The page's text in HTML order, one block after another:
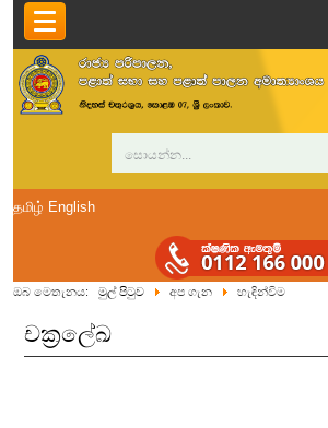
தமிழ் English
ඔබ මෙතැනය: මුල් පිටුව අප ගැන හැඳින්විම
චක්‍රලේඛ